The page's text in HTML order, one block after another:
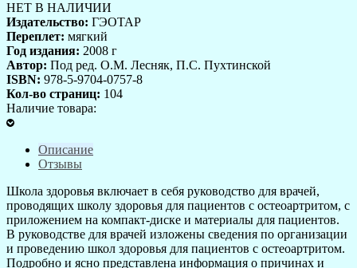
НЕТ В НАЛИЧИИ
Издательство: ГЭОТАР
Переплет: мягкий
Год издания: 2008 г
Автор: Под ред. О.М. Лесняк, П.С. Пухтинской
ISBN: 978-5-9704-0757-8
Кол-во страниц: 104
Наличие товара:
Описание
Отзывы
Школа здоровья включает в себя руководство для врачей,
проводящих школу здоровья для пациентов с остеоартритом, с
приложением на компакт-диске и материалы для пациентов.
В руководстве для врачей изложены сведения по организации
и проведению школ здоровья для пациентов с остеоартритом.
Подробно и ясно представлена информация о причинах и